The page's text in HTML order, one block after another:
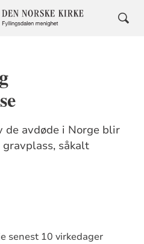
de avdøde i Norge blir
såkalt
senest 10 virkedager